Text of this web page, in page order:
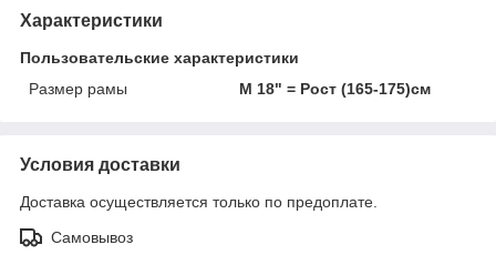
Характеристики
Пользовательские характеристики
Размер рамы
M 18" = Рост (165-175)см
Условия доставки
Доставка осуществляется только по предоплате.
Самовывоз